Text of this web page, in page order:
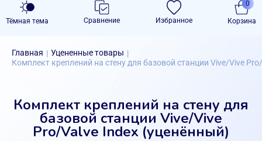
Тёмная тема Сравнение Избранное Корзина
0
Главная | Уцененные товары |
Комплект креплений на стену для базовой станции Vive/Vive
Комплект креплений на стену для
базовой станции Vive/Vive
Pro/Valve Index (уценённый)